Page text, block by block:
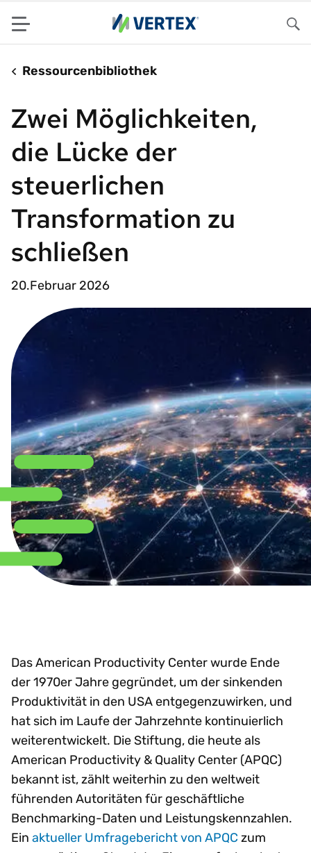
Menu
Ressourcenbibliothek
Zwei Möglichkeiten,
die Lücke der
steuerlichen
Transformation zu
schließen
20.Februar 2026
Das American Productivity Center wurde Ende
der 1970er Jahre gegründet, um der sinkenden
Produktivität in den USA entgegenzuwirken, und
hat sich im Laufe der Jahrzehnte kontinuierlich
weiterentwickelt. Die Stiftung, die heute als
American Productivity & Quality Center (APQC)
bekannt ist, zählt weiterhin zu den weltweit
führenden Autoritäten für geschäftliche
Benchmarking-Daten und Leistungskennzahlen.
Ein aktueller Umfragebericht von APQC zum